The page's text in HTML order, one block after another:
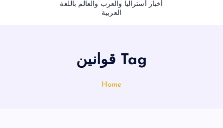
أخبار أستراليا والعرب والعالم باللغة
العربية
Tag قوانين
Home